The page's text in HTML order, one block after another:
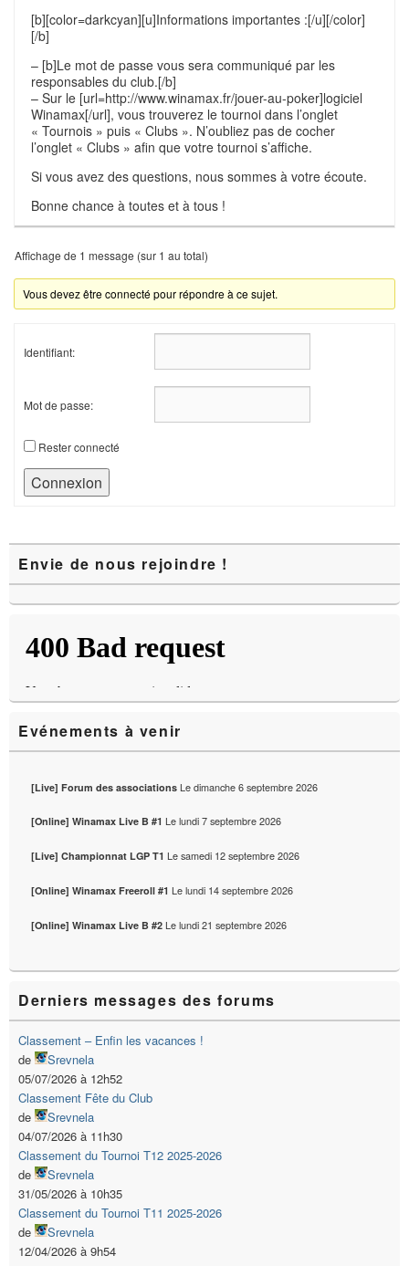
[b][color=darkcyan][u]Informations importantes :[/u][/color]
[/b]
– [b]Le mot de passe vous sera communiqué par les
responsables du club.[/b]
– Sur le [url=http://www.winamax.fr/jouer-au-poker]logiciel
Winamax[/url], vous trouverez le tournoi dans l’onglet
« Tournois » puis « Clubs ». N’oubliez pas de cocher
l’onglet « Clubs » afin que votre tournoi s’affiche.
Si vous avez des questions, nous sommes à votre écoute.
Bonne chance à toutes et à tous !
Affichage de 1 message (sur 1 au total)
Vous devez être connecté pour répondre à ce sujet.
Identifiant:
Mot de passe:
Rester connecté
Connexion
principale
de
widget
barre
Envie de nous rejoindre !
Evénements à venir
[Live] Forum des associations Ledimanche 6 septembre 2026
[Online] Winamax Live B #1 Lelundi 7 septembre 2026
[Live] Championnat LGP T1 Lesamedi 12 septembre 2026
[Online] Winamax Freeroll #1 Lelundi 14 septembre 2026
[Online] Winamax Live B #2 Lelundi 21 septembre 2026
Derniers messages des forums
Classement – Enfin les vacances !
de
Srevnela
05/07/2026 à 12h52
Classement Fête du Club
de
Srevnela
04/07/2026 à 11h30
Classement du Tournoi T12 2025-2026
de
Srevnela
31/05/2026 à 10h35
Classement du Tournoi T11 2025-2026
de
Srevnela
12/04/2026 à 9h54